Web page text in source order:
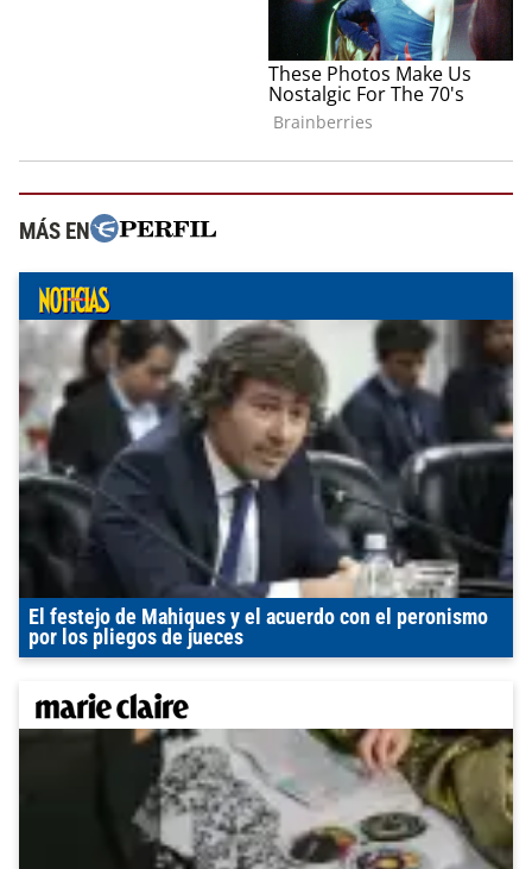
MÁS EN
El festejo de Mahiques y el acuerdo con el peronismo
por los pliegos de jueces